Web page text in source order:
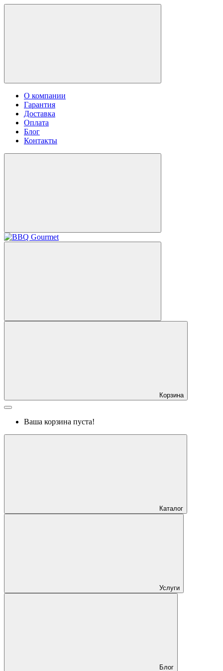
О компании
Гарантия
Доставка
Оплата
Блог
Контакты
Корзина
Ваша корзина пуста!
Каталог
Услуги
Блог